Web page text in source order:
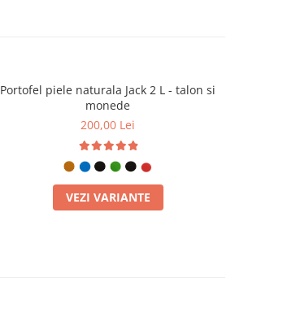
Portofel piele naturala Jack 2 L - talon si
monede
200,00 Lei
VEZI VARIANTE